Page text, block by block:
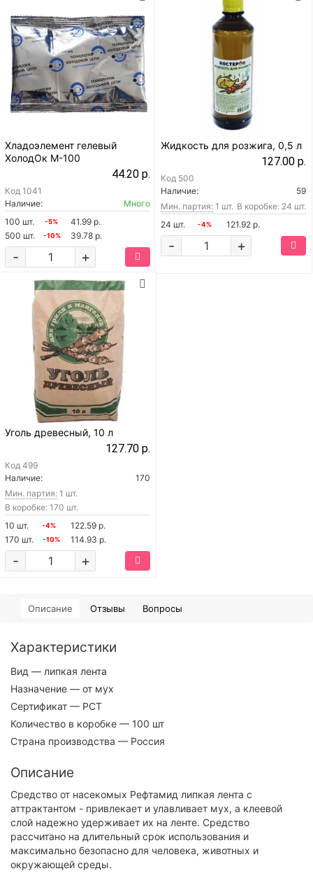
Хладоэлемент гелевый
ХолодОк М-100
44.20 р.
Код 1041
Наличие:
Много
100 шт.
-5%
41.99 р.
500 шт.
-10% 39.78 р.
+
-
Жидкость для розжига, 0,5 л
127.00 р.
Код 500
Наличие:
59
Мин. партия: 1 шт. В коробке: 24 шт.
24 шт.
-4% 121.92 р.
+
-
Уголь древесный, 10 л
127.70 р.
Код 499
Наличие:
170
Мин. партия: 1 шт.
В коробке: 170 шт.
10 шт.
-4%
122.59 р.
170 шт.
-10% 114.93 р.
+
-
Описание Отзывы Вопросы
Характеристики
Вид — липкая лента
Назначение — от мух
Сертификат — РСТ
Количество в коробке — 100 шт
Страна производства — Россия
Описание
Средство от насекомых Рефтамид липкая лента с
аттрактантом - привлекает и улавливает мух, а клеевой
слой надежно удерживает их на ленте. Средство
рассчитано на длительный срок использования и
максимально безопасно для человека, животных и
окружающей среды.